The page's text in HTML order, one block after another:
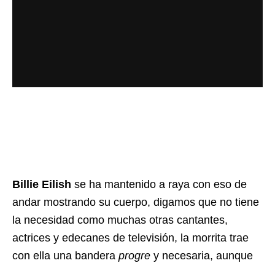
Billie Eilish se ha mantenido a raya con eso de
andar mostrando su cuerpo, digamos que no tiene
la necesidad como muchas otras cantantes,
actrices y edecanes de televisión, la morrita trae
con ella una bandera progre y necesaria, aunque